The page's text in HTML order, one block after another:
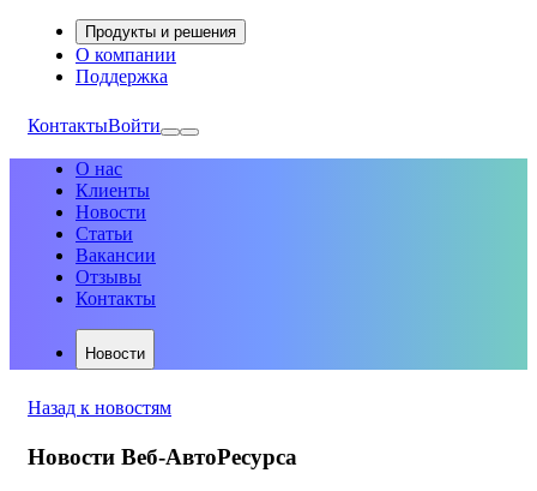
Продукты и решения
О компании
Поддержка
КонтактыВойти
О нас
Клиенты
Новости
Статьи
Вакансии
Отзывы
Контакты
Новости
Назад к новостям
Новости Веб-АвтоРесурса